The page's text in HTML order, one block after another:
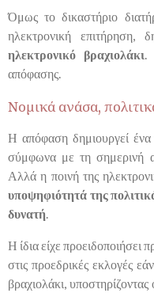
Όμως το δικαστήριο
ηλεκτρονική επιτήρηση,
ηλεκτρονικό βραχιολάκι
απόφασης.
Νομικά ανάσα,
Η απόφαση δημιουργεί
σύμφωνα με τη σημερινή
Αλλά η ποινή της
υποψηφιότητά της
δυνατή
Η ίδια είχε προειδοποιήσει
στις προεδρικές εκλογές
βραχιολάκι,